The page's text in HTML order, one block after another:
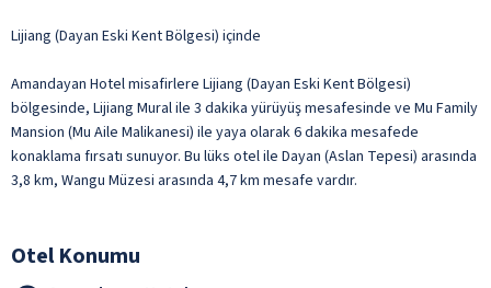
Lijiang (Dayan Eski Kent Bölgesi) içinde
Amandayan Hotel misafirlere Lijiang (Dayan Eski Kent Bölgesi)
bölgesinde, Lijiang Mural ile 3 dakika yürüyüş mesafesinde ve Mu Family
Mansion (Mu Aile Malikanesi) ile yaya olarak 6 dakika mesafede
konaklama fırsatı sunuyor. Bu lüks otel ile Dayan (Aslan Tepesi) arasında
3,8 km, Wangu Müzesi arasında 4,7 km mesafe vardır.
Otel Konumu